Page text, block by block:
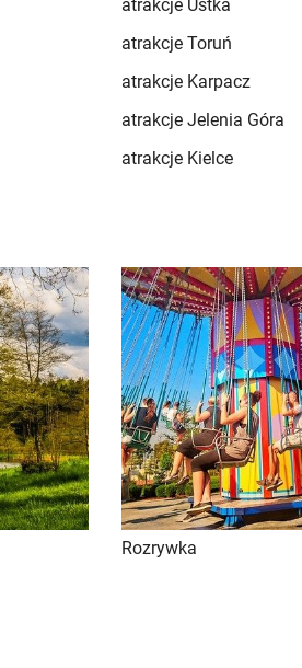
atrakcje Ustka
atrakcje Toruń
atrakcje Karpacz
atrakcje Jelenia Góra
atrakcje Kielce
Rozrywka